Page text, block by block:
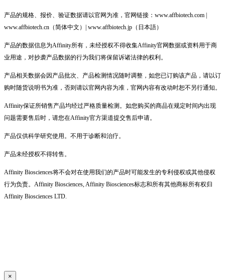
产品的规格、报价、验证数据请以官网为准，官网链接：www.affbiotech.com |
www.affbiotech.cn（简体中文）| www.affbiotech.jp（日本語）
产品的数据信息为Affinity所有，未经授权不得收集Affinity官网数据或资料用于商
业用途，对抄袭产品数据的行为我们将保留诉诸法律的权利。
产品相关数据会因产品批次、产品检测情况随时调整，如您已订购该产品，请以订
购时随货说明书为准，否则请以官网内容为准，官网内容有改动时恕不另行通知。
Affinity保证所销售产品均经过严格质量检测。如您购买的商品在规定时间内出现
问题需要售后时，请您在Affinity官方渠道提交售后申请。
产品仅供科学研究使用。不用于诊断和治疗。
产品未经授权不得转售。
Affinity Biosciences将不会对在使用我们的产品时可能发生的专利侵权或其他侵权
行为负责。Affinity Biosciences, Affinity Biosciences标志和所有其他商标所有权归
Affinity Biosciences LTD.
×